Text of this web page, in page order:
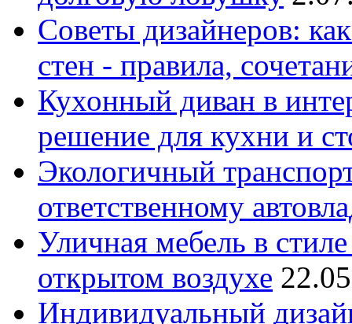
Советы дизайнеров:
стен - правила,
Кухонный диван в
решение для кухни и
Экологичный
ответственному
Уличная мебель в
открытом воздухе
Индивидуальный